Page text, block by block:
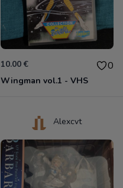
10.00 € 0
Wingman vol.1 - VHS
Alexcvt